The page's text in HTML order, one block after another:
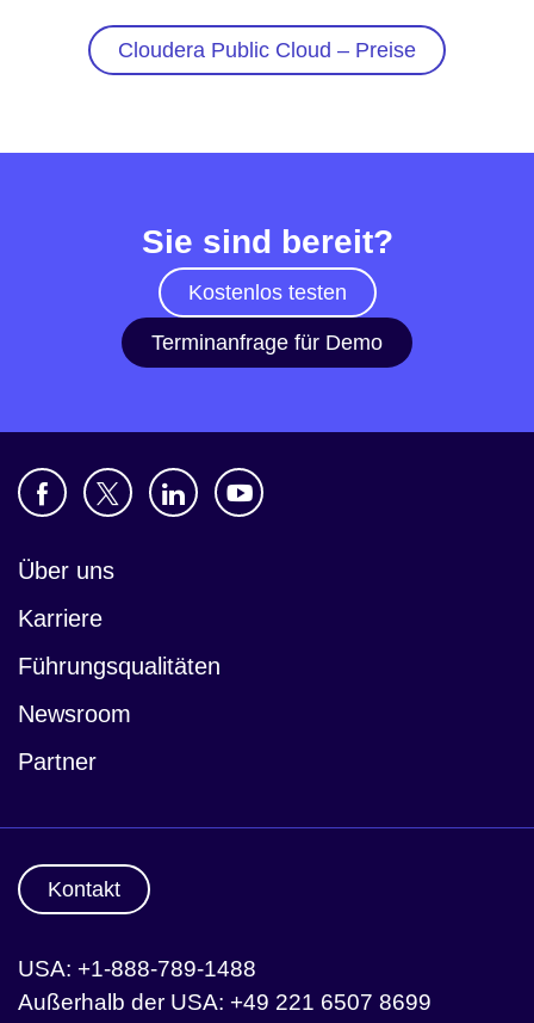
Cloudera Public Cloud – Preise
Sie sind bereit?
Kostenlos testen
Terminanfrage für Demo
Über uns
Karriere
Führungsqualitäten
Newsroom
Partner
Kontakt
USA: +1-888-789-1488
Außerhalb der USA: +49 221 6507 8699